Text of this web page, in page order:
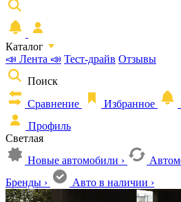
Каталог
📣 Лента 📣 Тест-драйв Отзывы
Поиск
Сравнение
Избранное
Профиль
Светлая
Новые автомобили ›
Бренды › Авто в наличии ›